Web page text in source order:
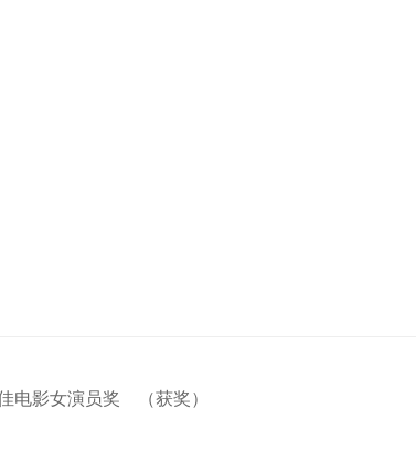
电影女演员奖 （获奖）